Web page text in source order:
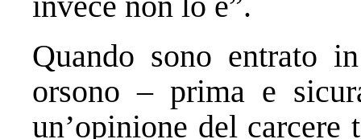
Quando sono entrato
orsono – prima e
un’opinione del carcere